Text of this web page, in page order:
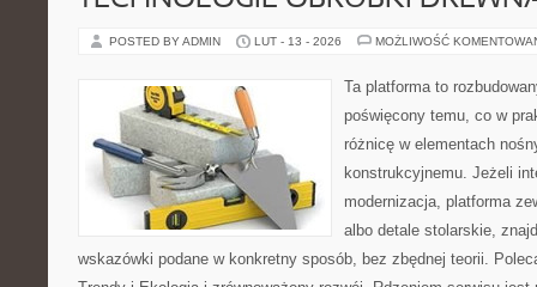
POSTED BY ADMIN LUT - 13 - 2026 MOŻLIWOŚĆ
Ta platforma to
poświęcony temu, co w
różnicę w elementach
konstrukcyjnemu. Jeżeli
modernizacja, platforma
albo detale stolarskie,
wskazówki podane w konkretny sposób, bez zbędnej teorii.